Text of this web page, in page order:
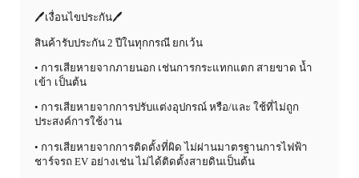
🖊️เงื่อนไขประกัน🖊️
สินค้ารับประกัน 2 ปีในทุกกรณี ยกเว้น
• การเสียหายจากภายนอก เช่นการกระแทกแตก สายขาด น้ำ
เข้า เป็นต้น
• การเสียหายจากการปรับแต่งอุปกรณ์ หรือ/และ ใช้ที่ไม่ถูก
ประสงค์การใช้งาน
• การเสียหายจากการติดตั้งที่ผิด ไม่ผ่านมาตรฐานการไฟฟ้า
ชาร์จรถ EV อย่างเช่น ไม่ได้ติดตั้งสายดินเป็นต้น